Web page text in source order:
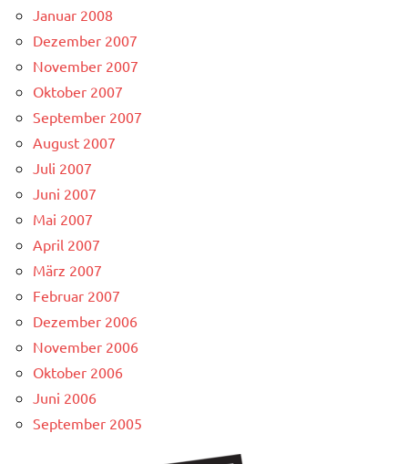
Januar 2008
Dezember 2007
November 2007
Oktober 2007
September 2007
August 2007
Juli 2007
Juni 2007
Mai 2007
April 2007
März 2007
Februar 2007
Dezember 2006
November 2006
Oktober 2006
Juni 2006
September 2005